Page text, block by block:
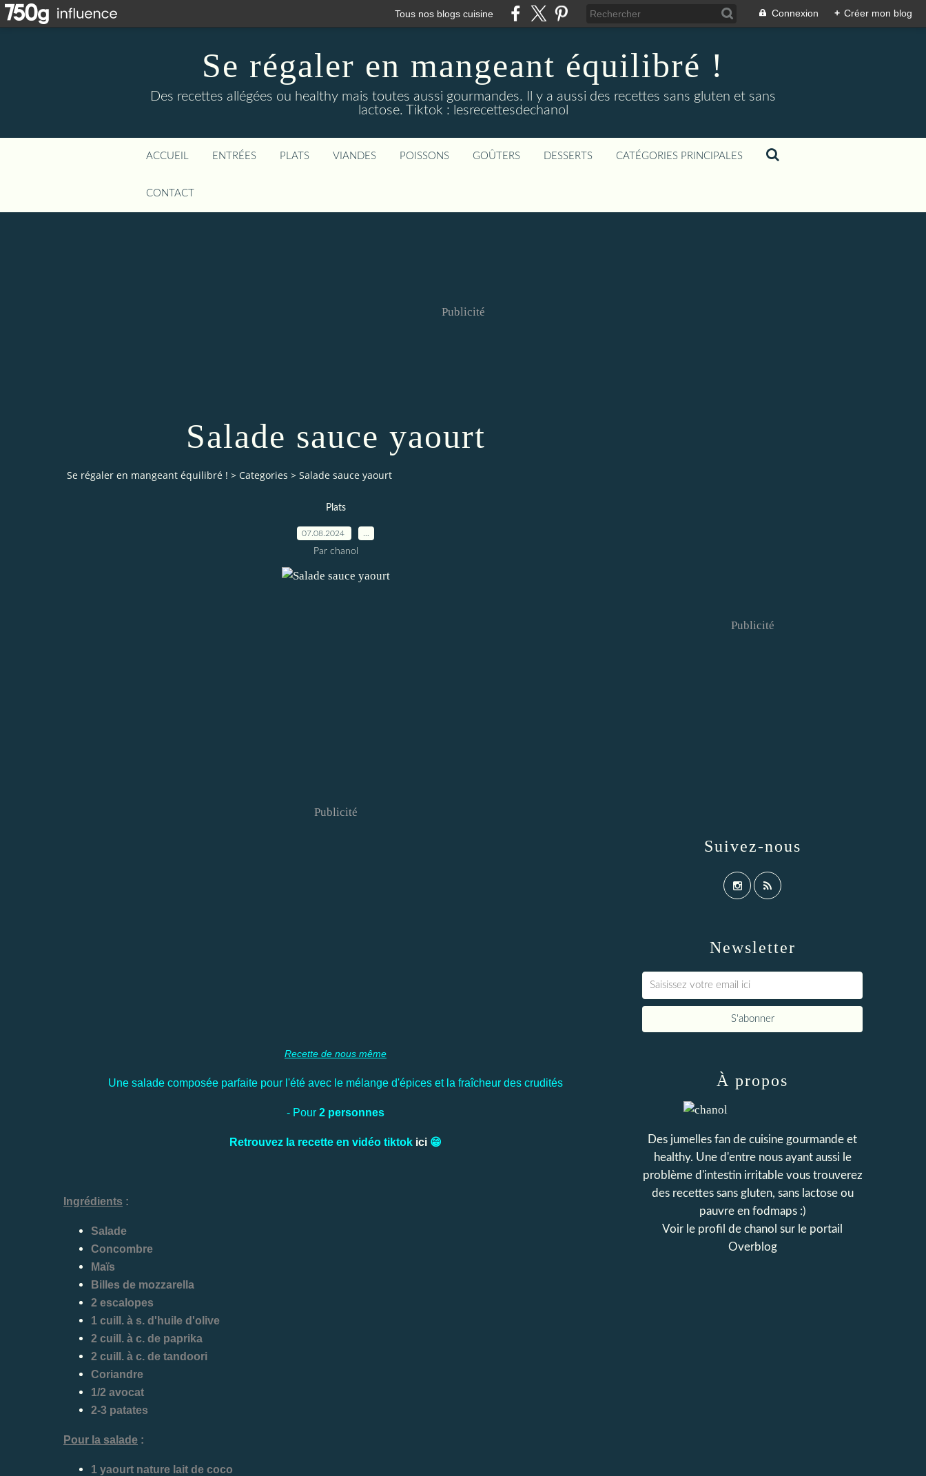
Tous nos blogs cuisine Connexion + Créer mon blog
Se régaler en mangeant équilibré !
Des recettes allégées ou healthy mais toutes aussi gourmandes. Il y a aussi des recettes sans gluten et sans
lactose. Tiktok : lesrecettesdechanol
ACCUEIL ENTRÉES PLATS VIANDES POISSONS GOÛTERS DESSERTS CATÉGORIES PRINCIPALES
CONTACT
Publicité
Salade sauce yaourt
Se régaler en mangeant équilibré ! > Categories > Salade sauce yaourt
Plats
07.08.2024
Par chanol
Publicité
Recette de nous même
Une salade composée parfaite pour l'été avec le mélange d'épices et la fraîcheur des crudités
- Pour 2 personnes
Retrouvez la recette en vidéo tiktok ici 😁
Ingrédients :
Salade
Concombre
Maïs
Billes de mozzarella
2 escalopes
1 cuill. à s. d'huile d'olive
2 cuill. à c. de paprika
2 cuill. à c. de tandoori
Coriandre
1/2 avocat
2-3 patates
Pour la salade :
1 yaourt nature lait de coco
Newsletter
Publicité
Suivez-nous
À propos
Des jumelles fan de cuisine gourmande et
healthy. Une d'entre nous ayant aussi le
problème d'intestin irritable vous trouverez
des recettes sans gluten, sans lactose ou
pauvre en fodmaps :)
Voir le profil de chanol sur le portail
Overblog